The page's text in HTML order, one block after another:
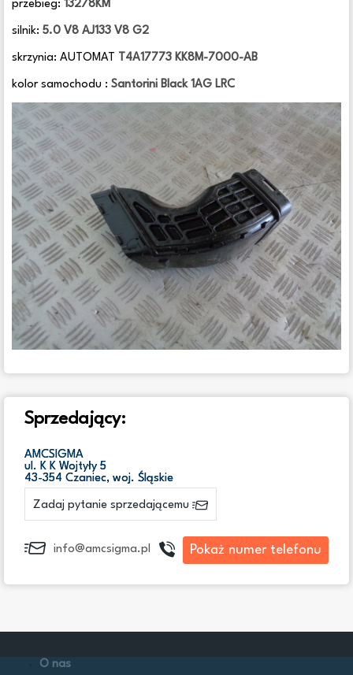
przebieg: 13278KM
silnik: 5.0 V8 AJ133 V8 G2
skrzynia: AUTOMAT T4A17773 KK8M-7000-AB
kolor samochodu : Santorini Black 1AG LRC
Sprzedający:
AMCSIGMA
ul. K K Wojtyły 5
43-354 Czaniec, woj. Śląskie
Zadaj pytanie sprzedającemu
info@amcsigma.pl Pokaż numer telefonu
O nas